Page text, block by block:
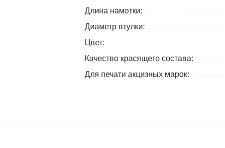
Длина намотки:
Диаметр втулки:
Цвет:
Качество красящего состава:
Для печати акцизных марок: